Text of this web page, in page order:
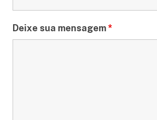
Deixe sua mensagem*